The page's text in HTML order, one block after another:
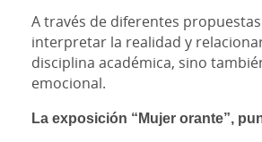
A través de diferentes
interpretar la realidad y
disciplina académica, sino
emocional.
La exposición “Mujer orante”,